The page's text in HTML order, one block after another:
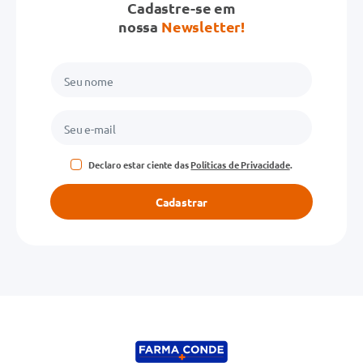
Cadastre-se em
nossa Newsletter!
Declaro estar ciente dasPolíticas de Privacidade.
Cadastrar